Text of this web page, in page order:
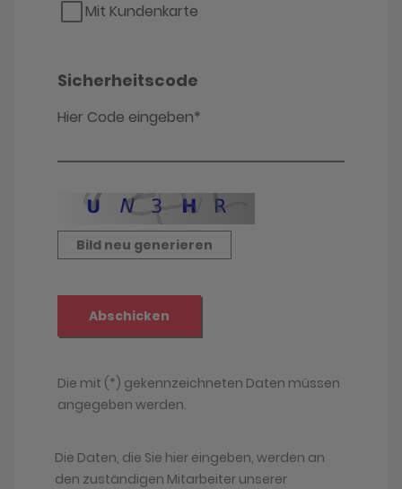
Die Daten, die Sie hier eingeben, werden an
den zuständigen Mitarbeiter unserer